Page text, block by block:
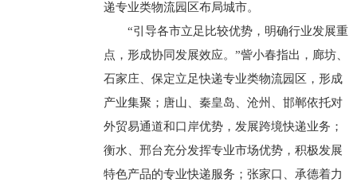
递专业类物流园区布局城市。
“引导各市立足比较优势，明确行业发展重
点，形成协同发展效应。”訾小春指出，廊坊、
石家庄、保定立足快递专业类物流园区，形成
产业集聚；唐山、秦皇岛、沧州、邯郸依托对
外贸易通道和口岸优势，发展跨境快递业务；
衡水、邢台充分发挥专业市场优势，积极发展
特色产品的专业快递服务；张家口、承德着力